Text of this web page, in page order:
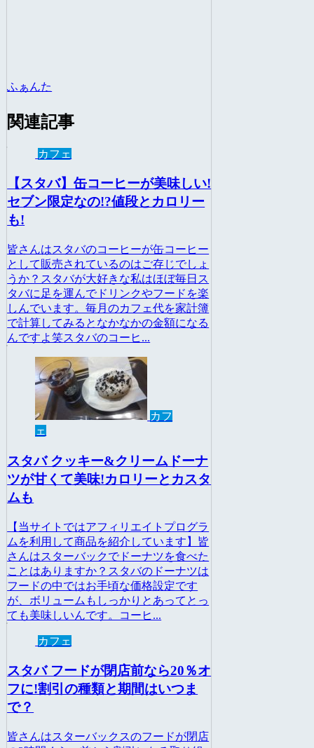
ふぁんた
関連記事
カフェ
【スタバ】缶コーヒーが美味しい!
セブン限定なの!?値段とカロリー
も!
皆さんはスタバのコーヒーが缶コーヒー
として販売されているのはご存じでしょ
うか？スタバが大好きな私はほぼ毎日ス
タバに足を運んでドリンクやフードを楽
しんでいます。毎月のカフェ代を家計簿
で計算してみるとなかなかの金額になる
んですよ笑スタバのコーヒ...
カフ
ェ
スタバ クッキー&クリームドーナ
ツが甘くて美味!カロリーとカスタ
ムも
【当サイトではアフィリエイトプログラ
ムを利用して商品を紹介しています】皆
さんはスターバックでドーナツを食べた
ことはありますか？スタバのドーナツは
フードの中ではお手頃な価格設定です
が、ボリュームもしっかりとあってとっ
ても美味しいんです。コーヒ...
カフェ
スタバ フードが閉店前なら20％オ
フに!割引の種類と期間はいつま
で？
皆さんはスターバックスのフードが閉店